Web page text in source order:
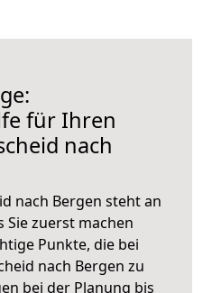
für Ihren
nach
nach Bergen steht an
Sie zuerst machen
Punkte, die bei
nach Bergen zu
bei der Planung bis